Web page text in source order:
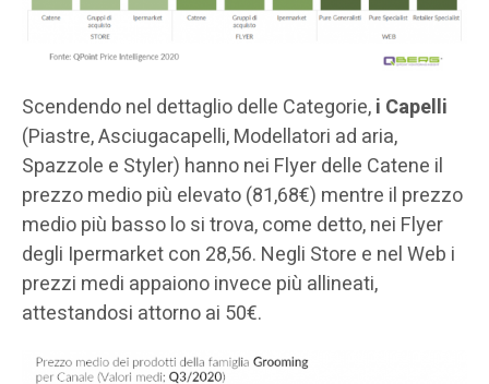
Scendendo nel dettaglio delle Categorie,i Capelli
(Piastre, Asciugacapelli, Modellatori ad aria,
Spazzole e Styler) hanno nei Flyer delle Catene il
prezzo medio più elevato (81,68€) mentre il prezzo
medio più basso lo si trova, come detto, nei Flyer
degli Ipermarket con 28,56. Negli Store e nel Web i
prezzi medi appaiono invece più allineati,
attestandosi attorno ai 50€.